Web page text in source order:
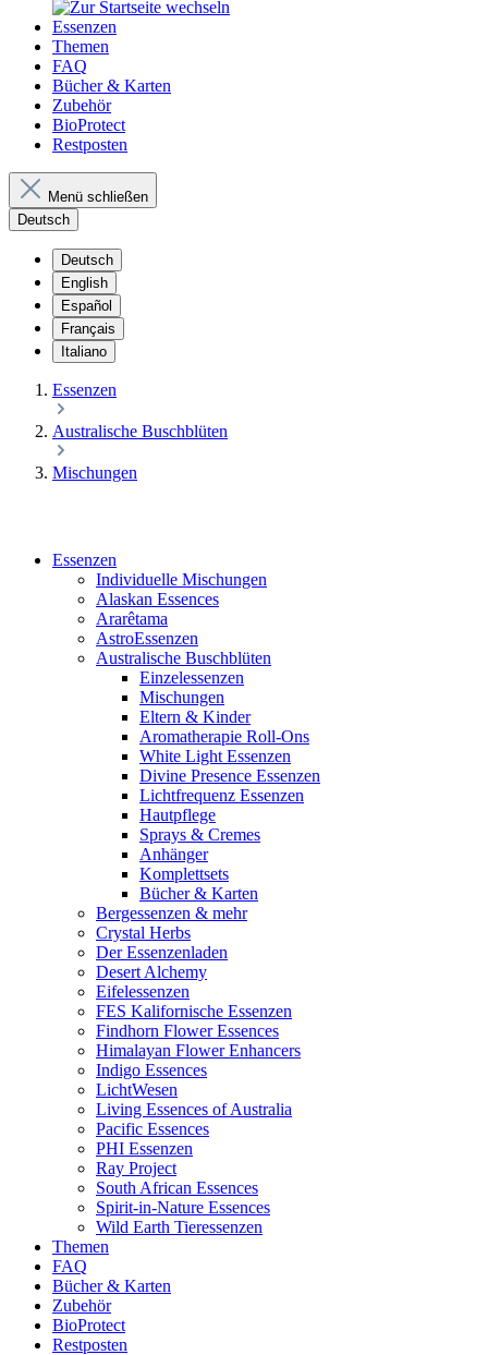
Essenzen
Themen
FAQ
Bücher & Karten
Zubehör
BioProtect
Restposten
Menü schließen
Deutsch
Deutsch
English
Español
Français
Italiano
Essenzen
Australische Buschblüten
Mischungen
Essenzen
Individuelle Mischungen
Alaskan Essences
Ararêtama
AstroEssenzen
Australische Buschblüten
Einzelessenzen
Mischungen
Eltern & Kinder
Aromatherapie Roll-Ons
White Light Essenzen
Divine Presence Essenzen
Lichtfrequenz Essenzen
Hautpflege
Sprays & Cremes
Anhänger
Komplettsets
Bücher & Karten
Bergessenzen & mehr
Crystal Herbs
Der Essenzenladen
Desert Alchemy
Eifelessenzen
FES Kalifornische Essenzen
Findhorn Flower Essences
Himalayan Flower Enhancers
Indigo Essences
LichtWesen
Living Essences of Australia
Pacific Essences
PHI Essenzen
Ray Project
South African Essences
Spirit-in-Nature Essences
Wild Earth Tieressenzen
Themen
FAQ
Bücher & Karten
Zubehör
BioProtect
Restposten